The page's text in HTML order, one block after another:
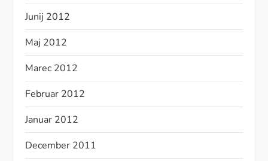
Junij 2012
Maj 2012
Marec 2012
Februar 2012
Januar 2012
December 2011